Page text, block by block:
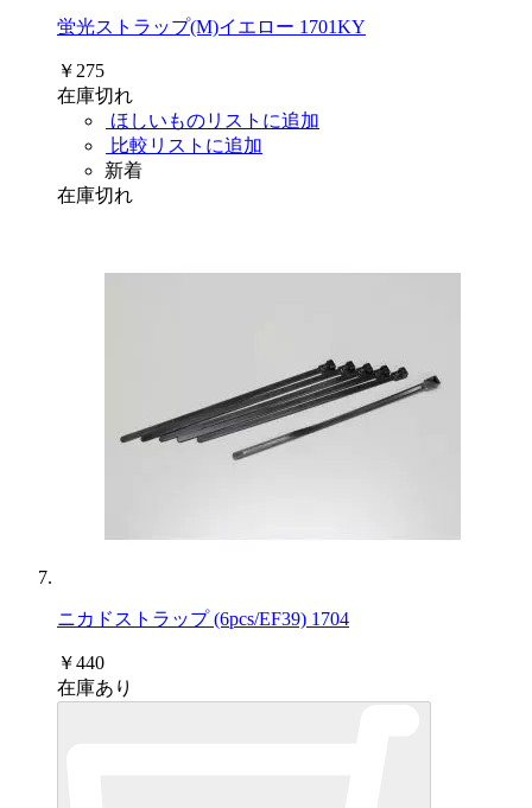
蛍光ストラップ(M)イエロー 1701KY
￥275
在庫切れ
ほしいものリストに追加
比較リストに追加
新着
在庫切れ
ニカドストラップ (6pcs/EF39) 1704
￥440
在庫あり